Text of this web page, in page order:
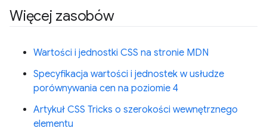
Więcej zasobów
Wartości i jednostki CSS na stronie MDN
Specyfikacja wartości i jednostek w usłudze
porównywania cen na poziomie 4
Artykuł CSS Tricks o szerokości wewnętrznego
elementu